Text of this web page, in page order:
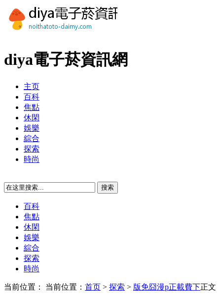
diya電子菸資訊網
主页
百科
焦點
休閑
娛樂
綜合
探索
時尚
百科
焦點
休閑
娛樂
綜合
探索
時尚
当前位置： 当前位置： 首页 > 探索 > 版免囧漫p正載費下正文